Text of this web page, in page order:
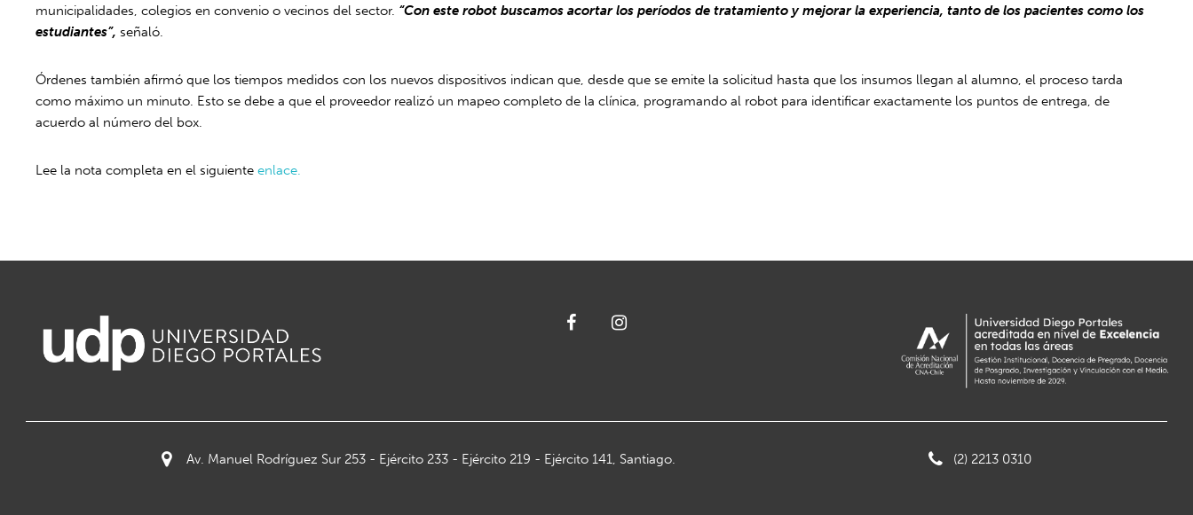
municipalidades, colegios en convenio o vecinos del sector. “Con este robot buscamos acortar los períodos de tratamiento y mejorar la experiencia, tanto de los pacientes como los
estudiantes”, señaló.
Órdenes también afirmó que los tiempos medidos con los nuevos dispositivos indican que, desde que se emite la solicitud hasta que los insumos llegan al alumno, el proceso tarda
como máximo un minuto. Esto se debe a que el proveedor realizó un mapeo completo de la clínica, programando al robot para identificar exactamente los puntos de entrega, de
acuerdo al número del box.
Lee la nota completa en el siguienteenlace.
Av. Manuel Rodríguez Sur 253 - Ejército 233 - Ejército 219 - Ejército 141, Santiago. (2) 2213 0310